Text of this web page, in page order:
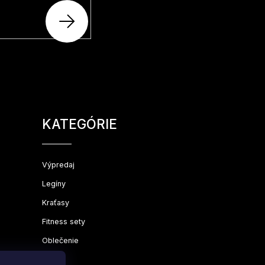
PRIHLÁSIŤ
SA
kategórie
KATEGÓRIE
Výpredaj
Legíny
Kraťasy
Fitness sety
Oblečenie